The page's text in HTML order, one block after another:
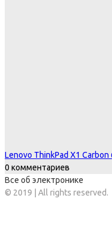
Lenovo ThinkPad X1
0 комментариев
Все об электронике
© 2019 | All rights reserved.